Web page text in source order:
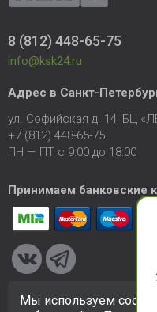
8 (812) 448-65-75
info@ksk24.ru
Адрес в Санкт-
ул. Софийская д. 14, БЦ
+7 (812) 448-65-75
ПН — ПТ с 9:00 до 18:00
Принимаем банковские
© 2005-2026 ООО «КСК».
Мы используем